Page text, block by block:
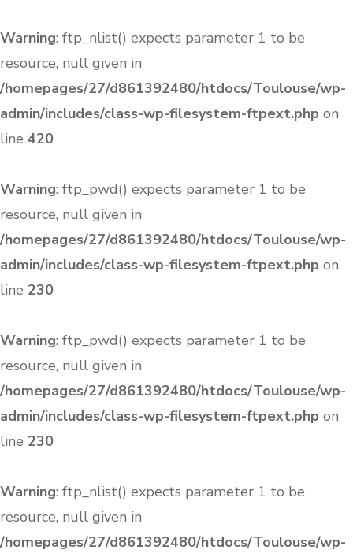
Warning: ftp_nlist() expects parameter 1 to be
resource, null given in
/homepages/27/d861392480/htdocs/Toulouse/wp-
admin/includes/class-wp-filesystem-ftpext.php on
line 420
Warning: ftp_pwd() expects parameter 1 to be
resource, null given in
/homepages/27/d861392480/htdocs/Toulouse/wp-
admin/includes/class-wp-filesystem-ftpext.php on
line 230
Warning: ftp_pwd() expects parameter 1 to be
resource, null given in
/homepages/27/d861392480/htdocs/Toulouse/wp-
admin/includes/class-wp-filesystem-ftpext.php on
line 230
Warning: ftp_nlist() expects parameter 1 to be
resource, null given in
/homepages/27/d861392480/htdocs/Toulouse/wp-